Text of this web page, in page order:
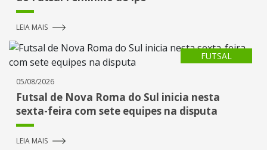
LEIA MAIS
FUTSAL
05/08/2026
Futsal de Nova Roma do Sul inicia nesta
sexta-feira com sete equipes na disputa
LEIA MAIS